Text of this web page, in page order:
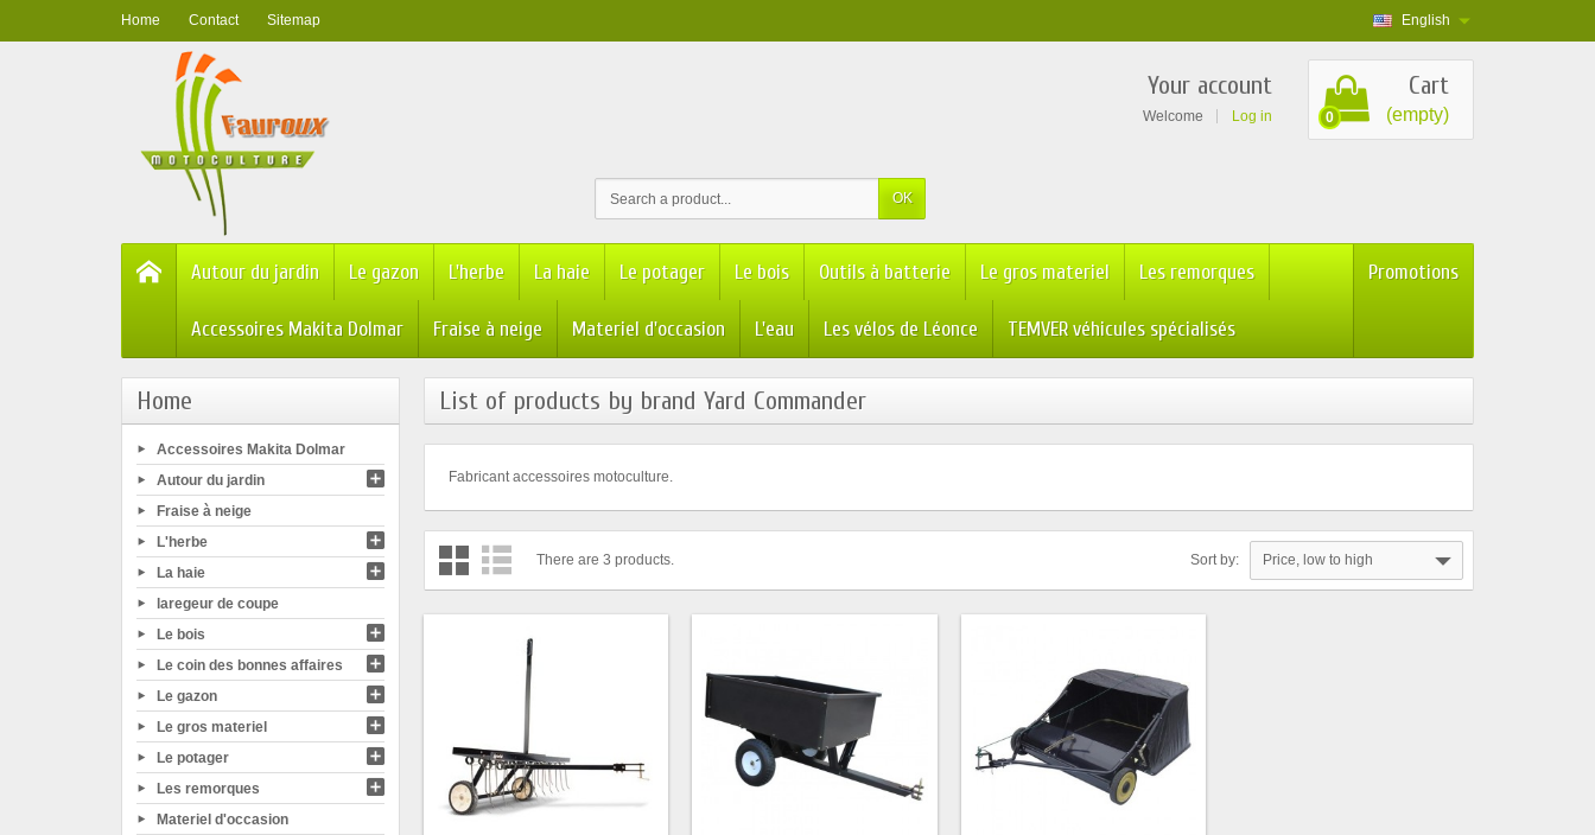
Home Contact Sitemap English
OK
Cart
(empty)
0
Your account
Welcome Log in
Promotions
Autour du jardin Le gazon L'herbe La haie Le potager Le bois Outils à batterie Le gros materiel Les remorques
Accessoires Makita Dolmar Fraise à neige Materiel d'occasion L'eau Les vélos de Léonce TEMVER véhicules spécialisés
Home
Accessoires Makita Dolmar
Autour du jardin
Fraise à neige
L'herbe
La haie
laregeur de coupe
Le bois
Le coin des bonnes affaires
Le gazon
Le gros materiel
Le potager
Les remorques
Materiel d'occasion
List of products by brand Yard Commander
Fabricant accessoires motoculture.
There are 3 products. Sort by: Price, low to high